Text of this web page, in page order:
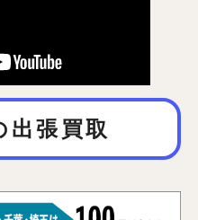
出張買取